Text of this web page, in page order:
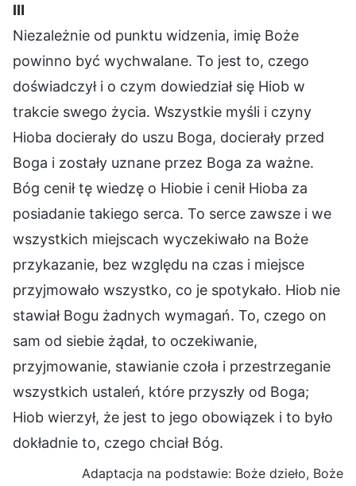
Ⅲ
Niezależnie od punktu widzenia, imię Boże
powinno być wychwalane. To jest to, czego
doświadczył i o czym dowiedział się Hiob w
trakcie swego życia. Wszystkie myśli i czyny
Hioba docierały do uszu Boga, docierały przed
Boga i zostały uznane przez Boga za ważne.
Bóg cenił tę wiedzę o Hiobie i cenił Hioba za
posiadanie takiego serca. To serce zawsze i we
wszystkich miejscach wyczekiwało na Boże
przykazanie, bez względu na czas i miejsce
przyjmowało wszystko, co je spotykało. Hiob nie
stawiał Bogu żadnych wymagań. To, czego on
sam od siebie żądał, to oczekiwanie,
przyjmowanie, stawianie czoła i przestrzeganie
wszystkich ustaleń, które przyszły od Boga;
Hiob wierzył, że jest to jego obowiązek i to było
dokładnie to, czego chciał Bóg.
Adaptacja na podstawie: Boże dzieło, Boże